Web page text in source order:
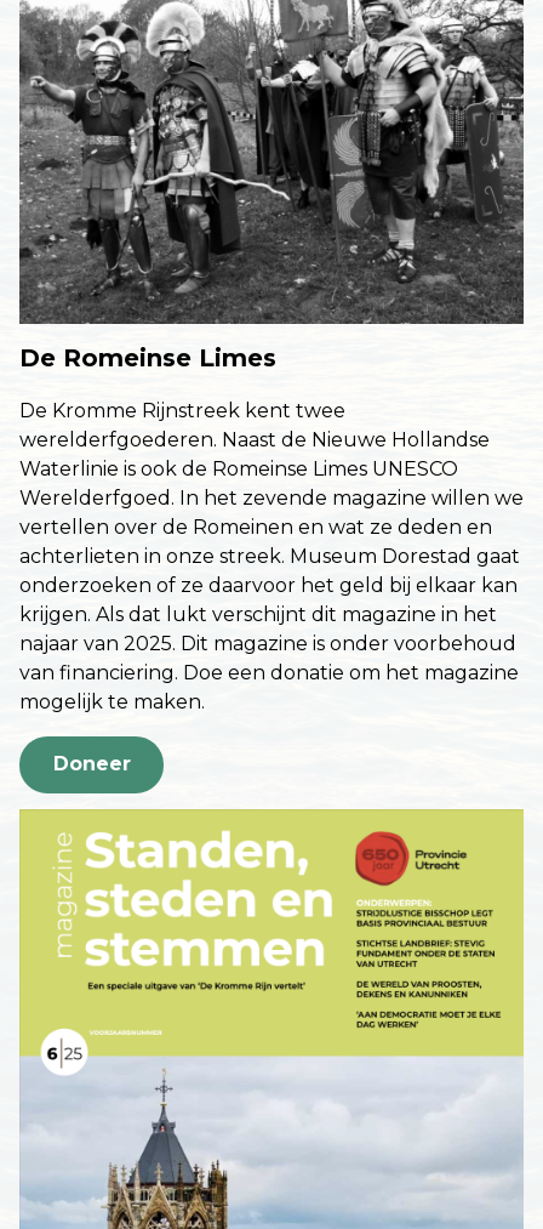
De Romeinse Limes
De Kromme Rijnstreek kent twee
werelderfgoederen. Naast de Nieuwe Hollandse
Waterlinie is ook de Romeinse Limes UNESCO
Werelderfgoed. In het zevende magazine willen we
vertellen over de Romeinen en wat ze deden en
achterlieten in onze streek. Museum Dorestad gaat
onderzoeken of ze daarvoor het geld bij elkaar kan
krijgen. Als dat lukt verschijnt dit magazine in het
najaar van 2025. Dit magazine is onder voorbehoud
van financiering. Doe een donatie om het magazine
mogelijk te maken.
Doneer